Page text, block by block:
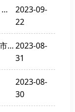
全面注册制落地半年：市场结构优化 推动产业转型升级
2023-09-
22
推动注册制改革走深走实是激活资本市场融资端的关键2023-08-
31
2023-08-
30